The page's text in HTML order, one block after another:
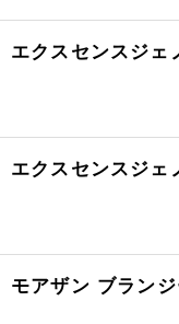
エクスセンスジ
エクスセンスジ
モアザン ブラン